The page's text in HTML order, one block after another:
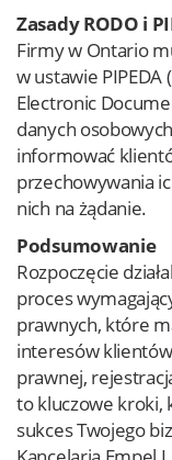
Zasady RODO i
Firmy w Ontario
w ustawie
Electronic
danych
informować
przechowywania
nich na żądanie.
Podsumowanie
Rozpoczęcie
proces
prawnych, które
interesów
prawnej,
to kluczowe kroki,
sukces Twojego